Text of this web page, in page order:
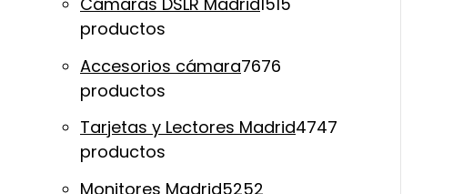
productos
Accesorios cámara7676
productos
Tarjetas y Lectores Madrid4747
productos
Monitores Madrid5252